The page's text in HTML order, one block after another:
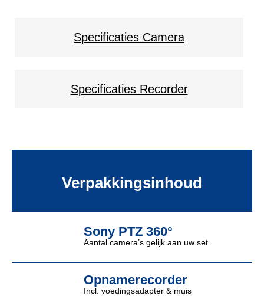
Specificaties Camera
Specificaties Recorder
Verpakkingsinhoud
Sony PTZ 360°
Aantal camera’s gelijk aan uw set
Opnamerecorder
Incl. voedingsadapter & muis